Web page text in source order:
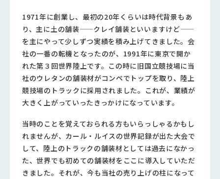
1971年に創業し、最初の20年くらいは時代背景もあ
り、主に土の舗装——クレイ舗装といいますけど——
を主にやって少しずつ実績を積み上げてきました。会
社の一番の転機となったのが、1991年に東京で開か
れた第３回世界陸上です。この時に旧国立競技場に当
社のウレタンの舗装材がコンペでトップを取り、陸上
競技場のトラックに採用されました。これが、業績が
大きく上がっていったきっかけになっています。
当時のことを覚えておられる方もいらっしゃるかもし
れませんが、カール・ルイスの世界記録が出た大会で
して、陸上のトラックの舗装材としては過去になかっ
た、世界でも初めての舗装材をここに導入していただ
きました。それが、今も当社の売り上げの柱になって